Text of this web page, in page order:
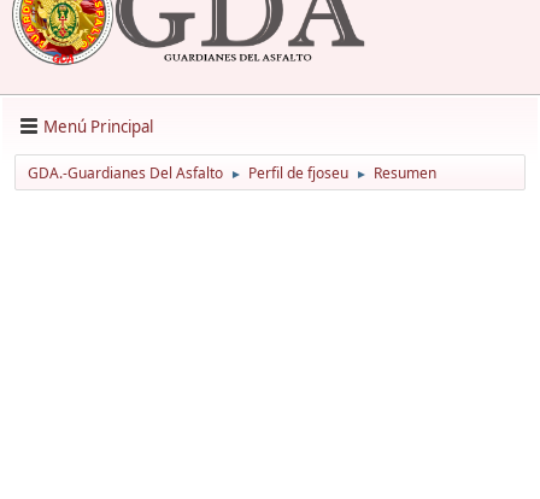
Menú Principal
GDA.-Guardianes Del Asfalto ► Perfil de fjoseu ► Resumen